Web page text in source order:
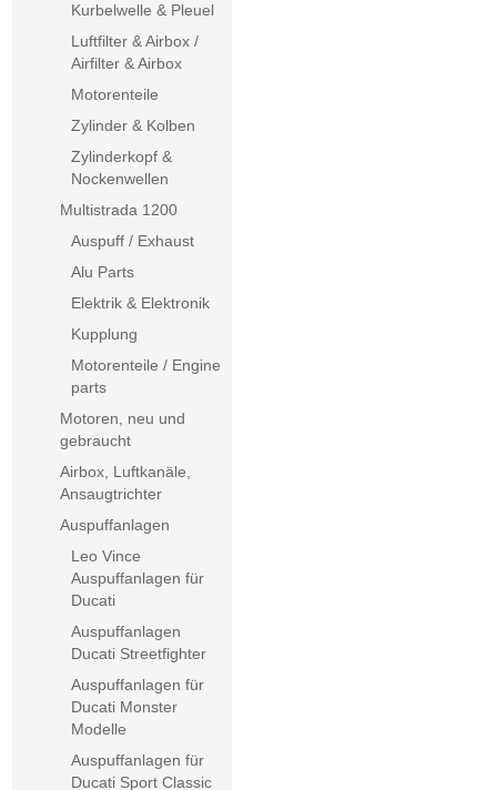
Kurbelwelle & Pleuel
Luftfilter & Airbox /
Airfilter & Airbox
Motorenteile
Zylinder & Kolben
Zylinderkopf &
Nockenwellen
Multistrada 1200
Auspuff / Exhaust
Alu Parts
Elektrik & Elektronik
Kupplung
Motorenteile / Engine
parts
Motoren, neu und
gebraucht
Airbox, Luftkanäle,
Ansaugtrichter
Auspuffanlagen
Leo Vince
Auspuffanlagen für
Ducati
Auspuffanlagen
Ducati Streetfighter
Auspuffanlagen für
Ducati Monster
Modelle
Auspuffanlagen für
Ducati Sport Classic